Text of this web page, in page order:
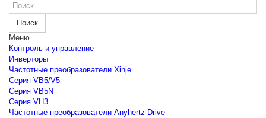
Поиск
Меню
Контроль и управление
Инверторы
Частотные преобразователи Xinje
Cерия VB5/V5
Cерия VB5N
Cерия VH3
Частотные преобразователи Anyhertz Drive